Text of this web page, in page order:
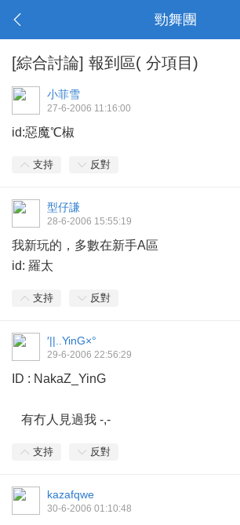
勁舞團
[綜合討論] 報到區( 分項目)
小菲雪
27-6-2006 11:16:00
id:惡魔℃椒
支持 反對
型仔謙
28-6-2006 15:55:19
我新玩的，多數在新手A區
id: 羅太
支持 反對
′||..YinG×°
29-6-2006 22:56:29
ID : NakaZ_YinG
有冇人見過我 -,-
支持 反對
kazafqwe
30-6-2006 01:10:48